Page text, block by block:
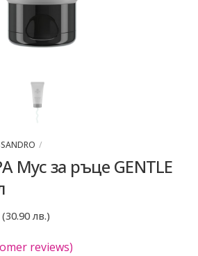
Мус за ръце GENTLE
(30.90 лв.)
reviews)